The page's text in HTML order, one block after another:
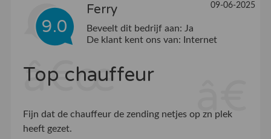
9.0
Ferry 09-06-2025
Beveelt dit bedrijf aan: Ja
De klant kent ons van:
Internet
Top chauffeur
Fijn dat de chauffeur de zending netjes op zn plek
heeft gezet.